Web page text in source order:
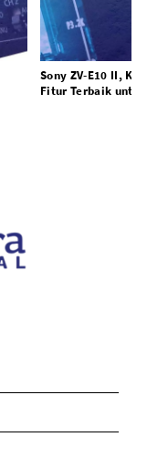
Sony ZV-E10 II,
Fitur Terbaik